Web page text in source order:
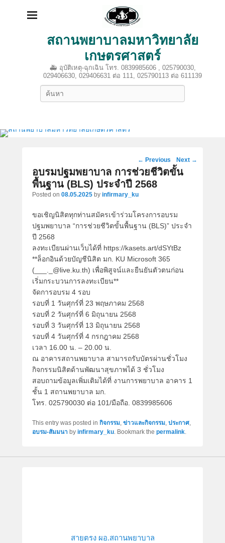
สถานพยาบาลมหาวิทยาลัย
เกษตรศาสตร์
🚑 อุบัติเหตุ-ฉุกเฉิน โทร. 0839985606 , 025790030,
029406630, 029406631 ต่อ 111, 025790113 ต่อ 611139
Post
navigation
← Previous Next →
อบรมปฐมพยาบาล การช่วยชีวิตขั้น
พื้นฐาน (BLS) ประจำปี 2568
Posted on 08.05.2025 by infirmary_ku
ขอเชิญนิสิตทุกท่านสมัครเข้าร่วมโครงการอบรม
ปฐมพยาบาล “การช่วยชีวิตขั้นพื้นฐาน (BLS)” ประจำ
ปี 2568
ลงทะเบียนผ่านเว็บได้ที่ https://kasets.art/dSYtBz
**ล็อกอินด้วยบัญชีนิสิต มก. KU Microsoft 365
(___._@live.ku.th) เพื่อพิสูจน์และยืนยันตัวตนก่อน
เริ่มกระบวนการลงทะเบียน**
จัดการอบรม 4 รอบ
รอบที่ 1 วันศุกร์ที่ 23 พฤษภาคม 2568
รอบที่ 2 วันศุกร์ที่ 6 มิถุนายน 2568
รอบที่ 3 วันศุกร์ที่ 13 มิถุนายน 2568
รอบที่ 4 วันศุกร์ที่ 4 กรกฎาคม 2568
เวลา 16.00 น. – 20.00 น.
ณ อาคารสถานพยาบาล สามารถรับบัตรผ่านชั่วโมง
กิจกรรมนิสิตด้านพัฒนาสุขภาพได้ 3 ชั่วโมง
สอบถามข้อมูลเพิ่มเติมได้ที่ งานการพยาบาล อาคาร 1
ชั้น 1 สถานพยาบาล มก.
โทร. 025790030 ต่อ 101/มือถือ. 0839985606
This entry was posted in กิจกรรม, ข่าวและกิจกรรม, ประกาศ,
อบรม-สัมมนา by infirmary_ku. Bookmark the permalink.
สายตรง ผอ.สถานพยาบาล